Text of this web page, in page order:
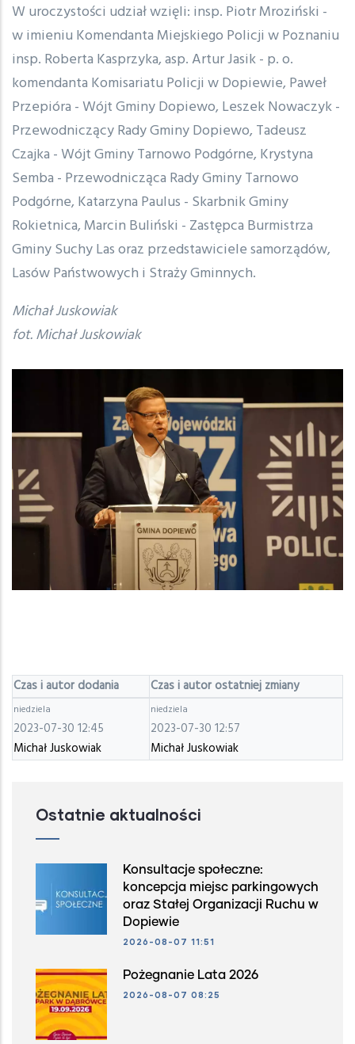
W uroczystości udział wzięli: insp. Piotr Mroziński -
w imieniu Komendanta Miejskiego Policji w Poznaniu
insp. Roberta Kasprzyka, asp. Artur Jasik - p. o.
komendanta Komisariatu Policji w Dopiewie, Paweł
Przepióra - Wójt Gminy Dopiewo, Leszek Nowaczyk -
Przewodniczący Rady Gminy Dopiewo, Tadeusz
Czajka - Wójt Gminy Tarnowo Podgórne, Krystyna
Semba - Przewodnicząca Rady Gminy Tarnowo
Podgórne, Katarzyna Paulus - Skarbnik Gminy
Rokietnica, Marcin Buliński - Zastępca Burmistrza
Gminy Suchy Las oraz przedstawiciele samorządów,
Lasów Państwowych i Straży Gminnych.
Michał Juskowiak
fot. Michał Juskowiak
Czas i autor dodania Czas i autor ostatniej zmiany
niedziela
2023-07-30 12:45
Michał Juskowiak
niedziela
2023-07-30 12:57
Michał Juskowiak
Ostatnie aktualności
Konsultacje społeczne:
koncepcja miejsc parkingowych
oraz Stałej Organizacji Ruchu w
Dopiewie
2026-08-07 11:51
Pożegnanie Lata 2026
2026-08-07 08:25